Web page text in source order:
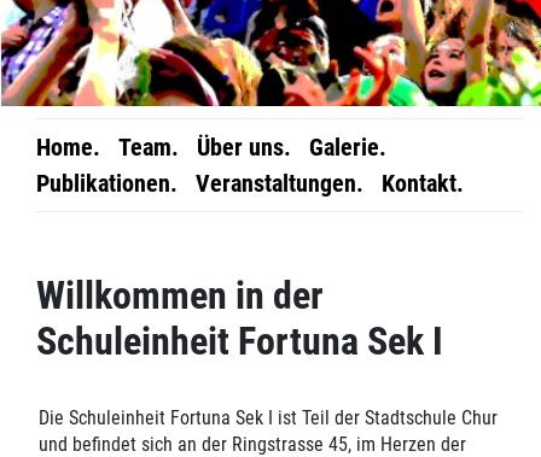
Home. Team. Über uns.
Galerie.
Publikationen.
Veranstaltungen. Kontakt.
Inhalt
Willkommen in der
Schuleinheit Fortuna Sek I
Die Schuleinheit Fortuna Sek I ist Teil der Stadtschule Chur
und befindet sich an der Ringstrasse 45, im Herzen der